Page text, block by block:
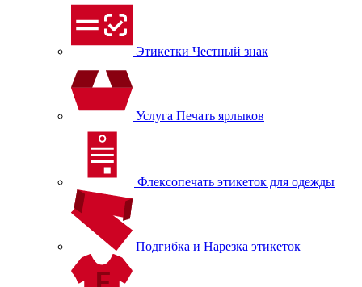
Этикетки Честный знак
Услуга Печать ярлыков
Флексопечать этикеток для одежды
Подгибка и Нарезка этикеток